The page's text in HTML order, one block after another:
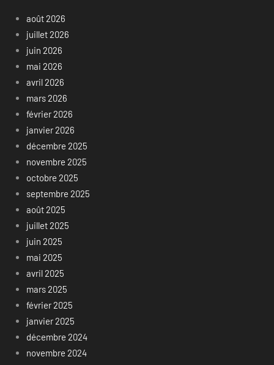
août 2026
juillet 2026
juin 2026
mai 2026
avril 2026
mars 2026
février 2026
janvier 2026
décembre 2025
novembre 2025
octobre 2025
septembre 2025
août 2025
juillet 2025
juin 2025
mai 2025
avril 2025
mars 2025
février 2025
janvier 2025
décembre 2024
novembre 2024